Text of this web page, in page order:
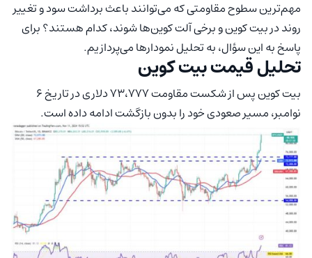
مهم‌ترین سطوح مقاومتی که می‌توانند باعث برداشت سود و تغییر
روند در بیت کوین و برخی آلت کوین‌ها شوند، کدام هستند؟ برای
پاسخ به این سؤال، به تحلیل نمودارها می‌پردازیم.
تحلیل قیمت بیت‌ کوین
بیت کوین پس از شکست مقاومت ۷۳،۷۷۷ دلاری در تاریخ ۶
نوامبر، مسیر صعودی خود را بدون بازگشت ادامه داده است.